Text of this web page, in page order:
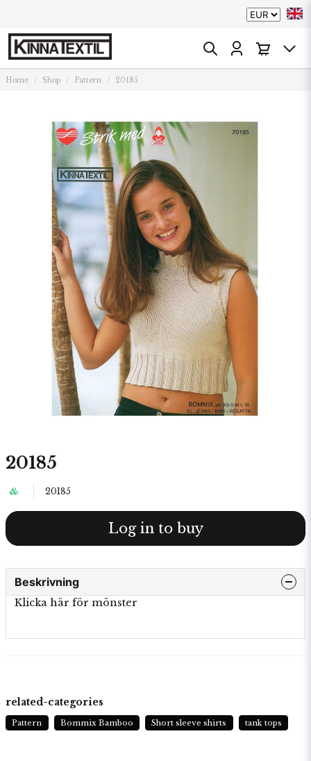
Home Shop Pattern 20185
20185
20185
Log in to buy
Beskrivning
Klicka här för mönster
related-categories
Pattern Bommix Bamboo Short sleeve shirts tank tops